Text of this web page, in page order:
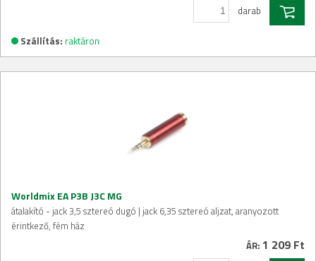
darab
Szállítás: raktáron
Worldmix EA P3B J3C MG
átalakító - jack 3,5 sztereó dugó | jack 6,35 sztereó aljzat, aranyozott
érintkező, fém ház
ÁR: 1 209 Ft